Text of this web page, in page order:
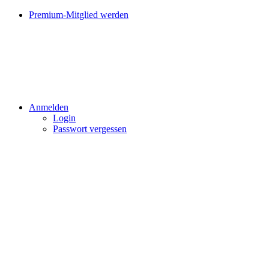
Premium-Mitglied werden
Anmelden
Login
Passwort vergessen